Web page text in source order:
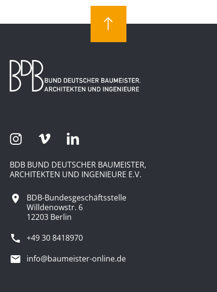
BDB BUND DEUTSCHER BAUMEISTER,
ARCHITEKTEN UND INGENIEURE E.V.
BDB-Bundesgeschäftsstelle
Willdenowstr. 6
12203 Berlin
+49 30 8418970
info@baumeister-online.de